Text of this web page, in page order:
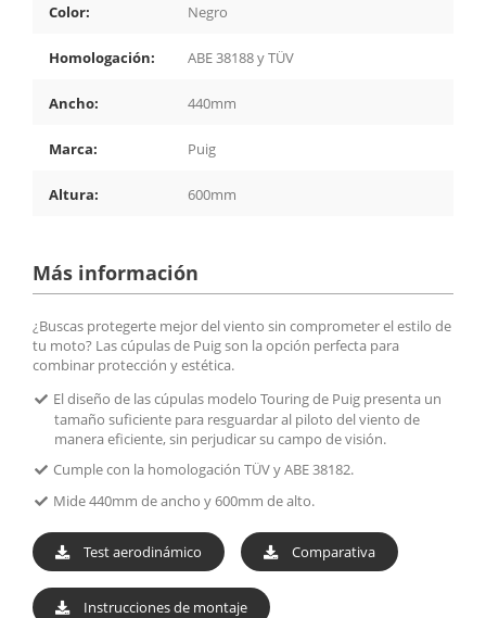
Color: Negro
Homologación: ABE 38188 y TÜV
Ancho: 440mm
Marca: Puig
Altura: 600mm
Más información
¿Buscas protegerte mejor del viento sin comprometer el estilo de
tu moto? Las cúpulas de Puig son la opción perfecta para
combinar protección y estética.
El diseño de las cúpulas modelo Touring de Puig presenta un
tamaño suficiente para resguardar al piloto del viento de
manera eficiente, sin perjudicar su campo de visión.
Cumple con la homologación TÜV y ABE 38182.
Mide 440mm de ancho y 600mm de alto.
Test aerodinámico Comparativa
Instrucciones de montaje